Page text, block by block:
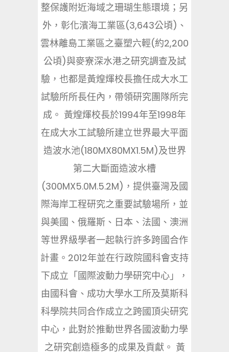
整保護附近海域之珊瑚生態環境；另
外，彰化濱海工業區(3,643公頃)、
雲林離島工業區之臺塑六輕(約2,200
公頃)與麥寮深水港之研究調查及試
驗，也都是黃煌煇校長擔任成大水工
試驗所所長任內，帶領研究團隊所完
成。 黃煌煇校長於1994年至1998年
在成大水工試驗所建立世界最大平面
造波水池(180MX80MX1.5M)及世界
第二大斷面造波水槽
(300MX5.0M.5.2M)，提供臺灣及國
際海岸工程研究之重要試驗場所，並
與美國、俄羅斯、日本、法國、澳洲
等世界級學者一起執行許多跨國合作
計畫。2012年並在行政院國科會支持
下成立「國際波動力學研究中心」，
由國科會、成功大學水工所及莫斯科
科學院共同合作成立之跨國頂尖研究
中心，此對於推動世界各國波動力學
之研究創造極多的成果及貢獻。 黃